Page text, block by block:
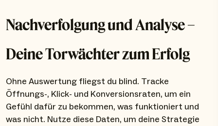
Nachverfolgung und Analyse –
Deine Torwächter zum Erfolg
Ohne Auswertung fliegst du blind. Tracke
Öffnungs-, Klick- und Konversionsraten, um ein
Gefühl dafür zu bekommen, was funktioniert und
was nicht. Nutze diese Daten, um deine Strategie